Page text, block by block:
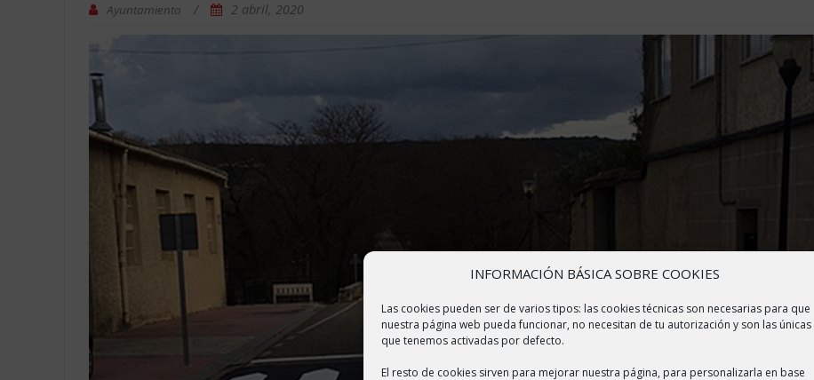
INFORMACIÓN BÁSICA SOBRE COOKIES
Las cookies pueden ser de varios tipos: las cookies técnicas son necesarias para que
nuestra página web pueda funcionar, no necesitan de tu autorización y son las únicas
que tenemos activadas por defecto.
El resto de cookies sirven para mejorar nuestra página, para personalizarla en base
Ayuntamiento / 2 abril, 2020